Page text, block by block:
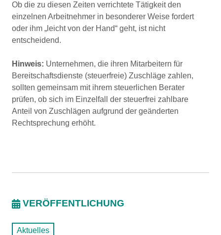
Ob die zu diesen Zeiten verrichtete Tätigkeit den
einzelnen Arbeitnehmer in besonderer Weise fordert
oder ihm „leicht von der Hand“ geht, ist nicht
entscheidend.
Hinweis: Unternehmen, die ihren Mitarbeitern für
Bereitschaftsdienste (steuerfreie) Zuschläge zahlen,
sollten gemeinsam mit ihrem steuerlichen Berater
prüfen, ob sich im Einzelfall der steuerfrei zahlbare
Anteil von Zuschlägen aufgrund der geänderten
Rechtsprechung erhöht.
VERÖFFENTLICHUNG
Aktuelles